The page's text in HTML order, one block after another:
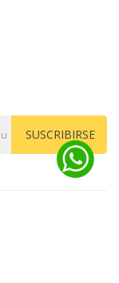
SUSCRIBIRSE